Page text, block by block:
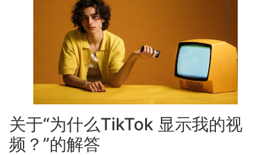
关于“为什么TikTok 显示我的视
频？”的解答